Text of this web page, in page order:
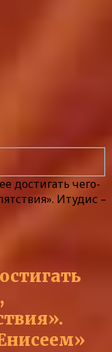
достигать чего-
Итудис –